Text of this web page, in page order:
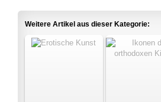
Weitere Artikel aus dieser Kategorie: